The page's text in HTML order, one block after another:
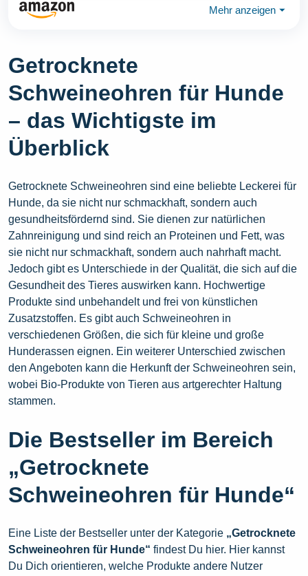
Mehr anzeigen ⏷
Getrocknete
Schweineohren für Hunde
– das Wichtigste im
Überblick
Getrocknete Schweineohren sind eine beliebte Leckerei für
Hunde, da sie nicht nur schmackhaft, sondern auch
gesundheitsfördernd sind. Sie dienen zur natürlichen
Zahnreinigung und sind reich an Proteinen und Fett, was
sie nicht nur schmackhaft, sondern auch nahrhaft macht.
Jedoch gibt es Unterschiede in der Qualität, die sich auf die
Gesundheit des Tieres auswirken kann. Hochwertige
Produkte sind unbehandelt und frei von künstlichen
Zusatzstoffen. Es gibt auch Schweineohren in
verschiedenen Größen, die sich für kleine und große
Hunderassen eignen. Ein weiterer Unterschied zwischen
den Angeboten kann die Herkunft der Schweineohren sein,
wobei Bio-Produkte von Tieren aus artgerechter Haltung
stammen.
Die Bestseller im Bereich
„Getrocknete
Schweineohren für Hunde“
Eine Liste der Bestseller unter der Kategorie „Getrocknete
Schweineohren für Hunde“ findest Du hier. Hier kannst
Du Dich orientieren, welche Produkte andere Nutzer